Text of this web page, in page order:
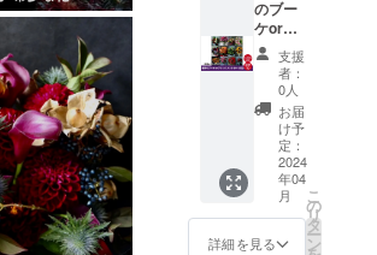
沖縄・
離島に
はお届
けでき
ませ
ん。
安） 花
瓶サイ
ズ：
φ12cm
×H20c
m カ
ラー：
大まか
なイ
メージ
をお選
だけま
せ ※送
料込み
のお値
段で
す。 ※
使用す
る花材
は生花
となり
ます。
※花材の
おまか
使用し
てお
り、ガ
ラスよ
りもバ
クテリ
アが繁
殖しに
くいの
でお花
が長持
ちしま
す。さ
感が溢
れるデ
ザイン
スタイ
ルでお
届けい
たしま
す。
（沖
縄・離
島には
お届け
できま
まざま
な花を
使った
ブーケ
または
アレン
ジメン
トが届
くリ
ターン
です。
特別な
瞬間を
のブー
ケorア
レンジ
メント
（M×12
回）】
13,200
円お
得！ク
ラウド
ファン
ディン
グ特別
支援
者：
0人
お届
け予
定：
2024
年04
月
詳細を見る
こ
の
リ
タ
ー
ン